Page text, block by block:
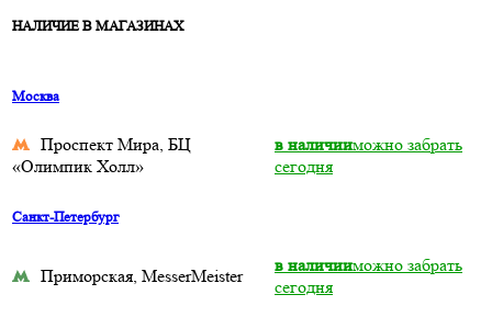
НАЛИЧИЕ В МАГАЗИНАХ
Москва
Проспект Мира, БЦ
«Олимпик Холл»
в наличииможно забрать
сегодня
Санкт-Петербург
Приморская, MesserMeister
в наличииможно забрать
сегодня